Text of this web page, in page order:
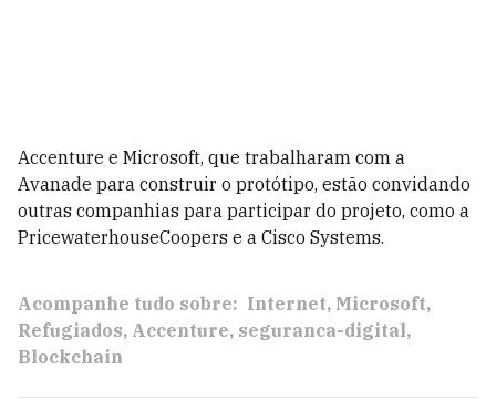
Accenture e Microsoft, que trabalharam com a
Avanade para construir o protótipo, estão convidando
outras companhias para participar do projeto, como a
PricewaterhouseCoopers e a Cisco Systems.
Acompanhe tudo sobre: Internet Microsoft
Refugiados Accenture seguranca-digital
Blockchain